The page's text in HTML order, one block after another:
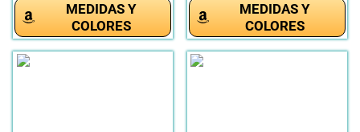
MEDIDAS Y
COLORES
MEDIDAS Y
COLORES